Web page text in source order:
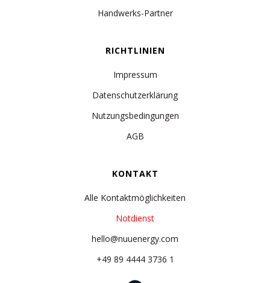
Handwerks-Partner
RICHTLINIEN
Impressum
Datenschutzerklärung
Nutzungsbedingungen
AGB
KONTAKT
Alle Kontaktmöglichkeiten
Notdienst
hello@nuuenergy.com
+49 89 4444 3736 1